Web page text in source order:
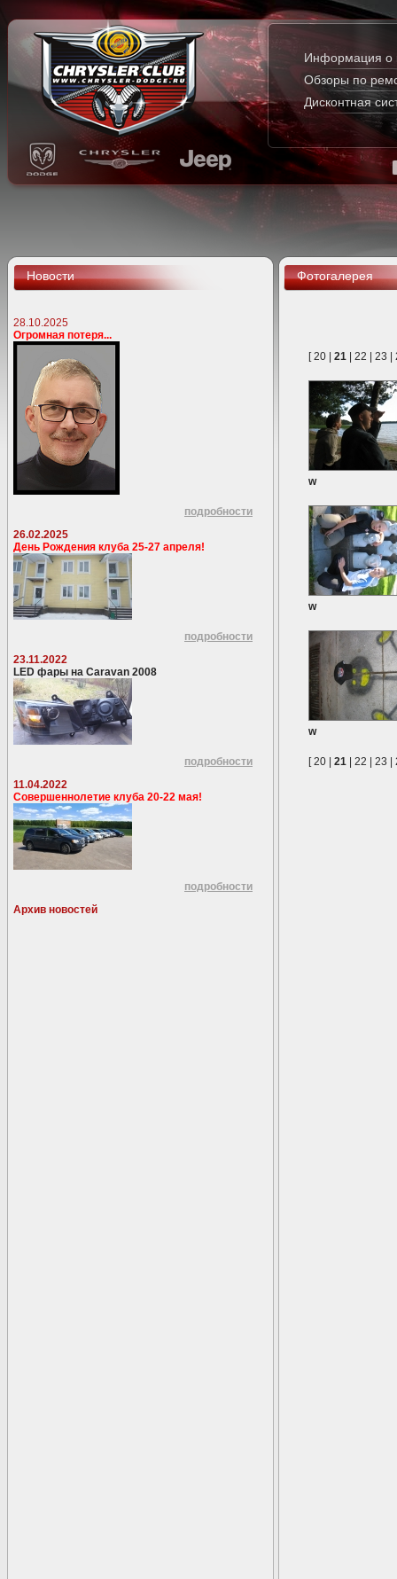
Информация о
Обзоры по
Дисконтная
Новости
28.10.2025
Огромная потеря...
подробности
26.02.2025
День Рождения клуба 25-27 апреля!
подробности
23.11.2022
LED фары на Caravan 2008
подробности
11.04.2022
Совершеннолетие клуба 20-22 мая!
подробности
Архив новостей
Фотогалерея
[20 21 22 23
w
w
w
[20 21 22 23